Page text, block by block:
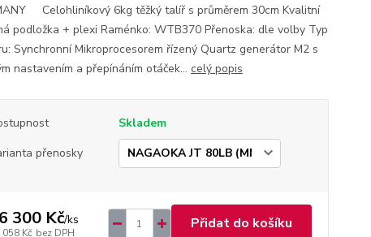
Celohliníkový 6kg těžký talíř s průměrem 30cm Kvalitní
podložka + plexi Raménko: WTB370 Přenoska: dle volby Typ
Synchronní Mikroprocesorem řízený Quartz generátor M2 s
nastavením a přepínáním otáček... celý popis
Skladem
přenosky
300 Kč/ks
058 Kč bez DPH
Přidat do košíku